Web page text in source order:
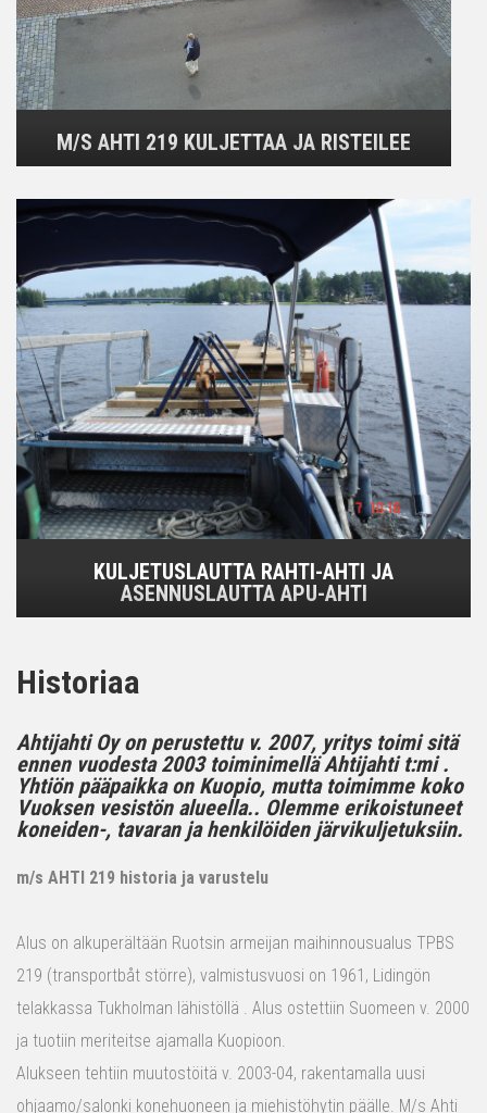
M/S AHTI 219 KULJETTAA JA RISTEILEE
KULJETUSLAUTTA RAHTI-AHTI JA
ASENNUSLAUTTA APU-AHTI
Historiaa
Ahtijahti Oy on perustettu v. 2007, yritys toimi sitä
ennen vuodesta 2003 toiminimellä Ahtijahti t:mi .
Yhtiön pääpaikka on Kuopio, mutta toimimme koko
Vuoksen vesistön alueella.. Olemme erikoistuneet
koneiden-, tavaran ja henkilöiden järvikuljetuksiin.
m/s AHTI 219 historia ja varustelu
Alus on alkuperältään Ruotsin armeijan maihinnousualus TPBS
219 (transportbåt större), valmistusvuosi on 1961, Lidingön
telakkassa Tukholman lähistöllä . Alus ostettiin Suomeen v. 2000
ja tuotiin meriteitse ajamalla Kuopioon.
Alukseen tehtiin muutostöitä v. 2003-04, rakentamalla uusi
ohjaamo/salonki konehuoneen ja miehistöhytin päälle. M/s Ahti